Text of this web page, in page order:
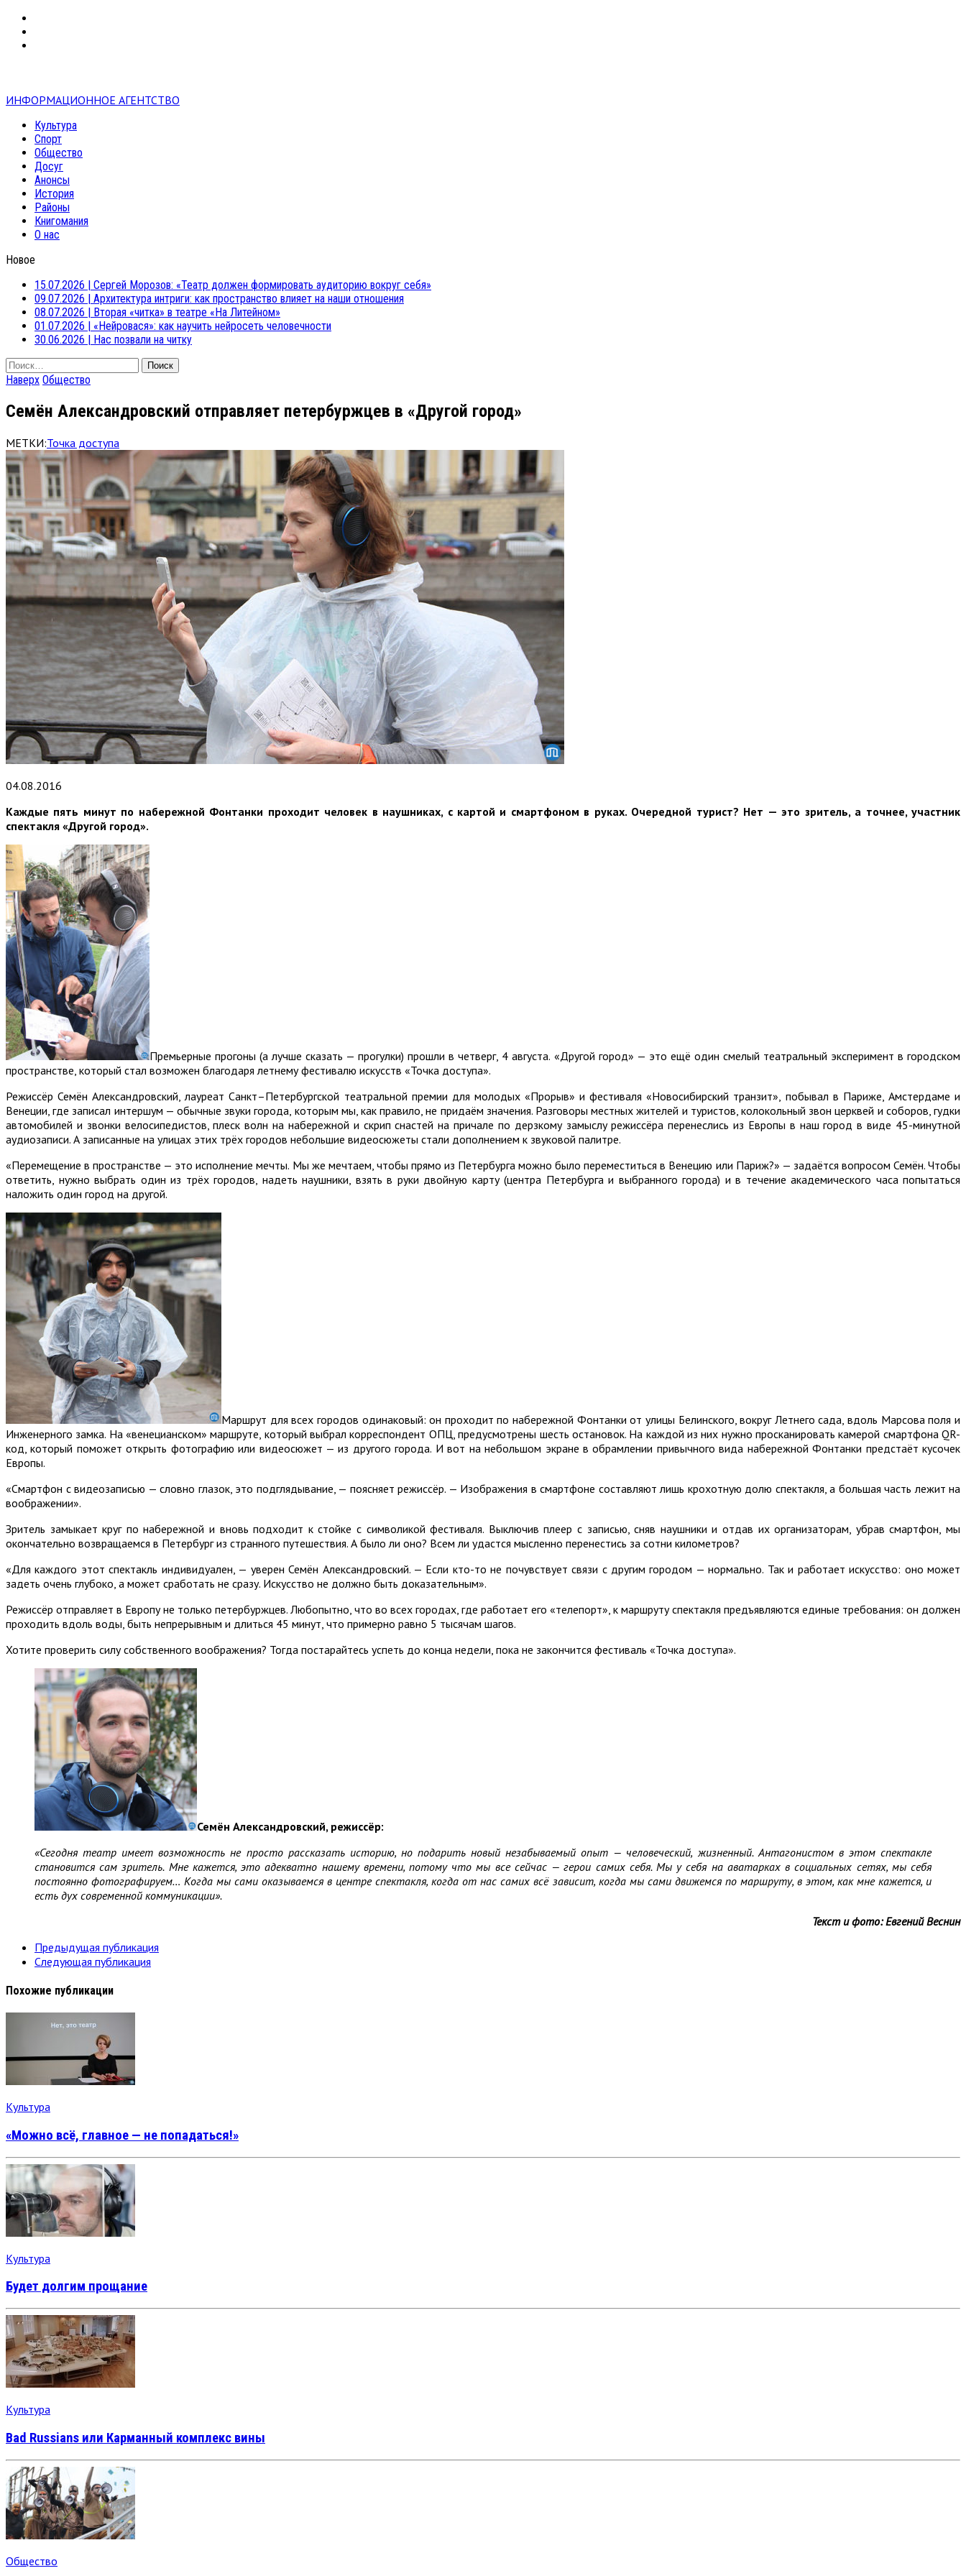
ИНФОРМАЦИОННОЕ АГЕНТСТВО
Культура
Спорт
Общество
Досуг
Анонсы
История
Районы
Книгомания
О нас
Новое
15.07.2026 | Сергей Морозов: «Театр должен формировать аудиторию вокруг себя»
09.07.2026 | Архитектура интриги: как пространство влияет на наши отношения
08.07.2026 | Вторая «читка» в театре «На Литейном»
01.07.2026 | «Нейровася»: как научить нейросеть человечности
30.06.2026 | Нас позвали на читку
Найти:
Наверх Общество
Семён Александровский отправляет петербуржцев в «Другой город»
МЕТКИ:Точка доступа
04.08.2016
Каждые пять минут по набережной Фонтанки проходит человек в наушниках, с картой и смартфоном в руках. Очередной турист? Нет — это зритель, а точнее, участник
спектакля «Другой город».
Премьерные прогоны (а лучше сказать — прогулки) прошли в четверг, 4 августа. «Другой город» — это ещё один смелый театральный эксперимент в городском
пространстве, который стал возможен благодаря летнему фестивалю искусств «Точка доступа».
Режиссёр Семён Александровский, лауреат Санкт–Петербургской театральной премии для молодых «Прорыв» и фестиваля «Новосибирский транзит», побывал в Париже, Амстердаме и
Венеции, где записал интершум — обычные звуки города, которым мы, как правило, не придаём значения. Разговоры местных жителей и туристов, колокольный звон церквей и соборов, гудки
автомобилей и звонки велосипедистов, плеск волн на набережной и скрип снастей на причале по дерзкому замыслу режиссёра перенеслись из Европы в наш город в виде 45-минутной
аудиозаписи. А записанные на улицах этих трёх городов небольшие видеосюжеты стали дополнением к звуковой палитре.
«Перемещение в пространстве — это исполнение мечты. Мы же мечтаем, чтобы прямо из Петербурга можно было переместиться в Венецию или Париж?» — задаётся вопросом Семён. Чтобы
ответить, нужно выбрать один из трёх городов, надеть наушники, взять в руки двойную карту (центра Петербурга и выбранного города) и в течение академического часа попытаться
наложить один город на другой.
Маршрут для всех городов одинаковый: он проходит по набережной Фонтанки от улицы Белинского, вокруг Летнего сада, вдоль Марсова поля и
Инженерного замка. На «венецианском» маршруте, который выбрал корреспондент ОПЦ, предусмотрены шесть остановок. На каждой из них нужно просканировать камерой смартфона QR-
код, который поможет открыть фотографию или видеосюжет — из другого города. И вот на небольшом экране в обрамлении привычного вида набережной Фонтанки предстаёт кусочек
Европы.
«Смартфон с видеозаписью — словно глазок, это подглядывание, — поясняет режиссёр. — Изображения в смартфоне составляют лишь крохотную долю спектакля, а большая часть лежит на
воображении».
Зритель замыкает круг по набережной и вновь подходит к стойке с символикой фестиваля. Выключив плеер с записью, сняв наушники и отдав их организаторам, убрав смартфон, мы
окончательно возвращаемся в Петербург из странного путешествия. А было ли оно? Всем ли удастся мысленно перенестись за сотни километров?
«Для каждого этот спектакль индивидуален, — уверен Семён Александровский. — Если кто-то не почувствует связи с другим городом — нормально. Так и работает искусство: оно может
задеть очень глубоко, а может сработать не сразу. Искусство не должно быть доказательным».
Режиссёр отправляет в Европу не только петербуржцев. Любопытно, что во всех городах, где работает его «телепорт», к маршруту спектакля предъявляются единые требования: он должен
проходить вдоль воды, быть непрерывным и длиться 45 минут, что примерно равно 5 тысячам шагов.
Хотите проверить силу собственного воображения? Тогда постарайтесь успеть до конца недели, пока не закончится фестиваль «Точка доступа».
Семён Александровский, режиссёр:
«Сегодня театр имеет возможность не просто рассказать историю, но подарить новый незабываемый опыт — человеческий, жизненный. Антагонистом в этом спектакле
становится сам зритель. Мне кажется, это адекватно нашему времени, потому что мы все сейчас — герои самих себя. Мы у себя на аватарках в социальных сетях, мы себя
постоянно фотографируем… Когда мы сами оказываемся в центре спектакля, когда от нас самих всё зависит, когда мы сами движемся по маршруту, в этом, как мне кажется, и
есть дух современной коммуникации».
Текст и фото: Евгений Веснин
Предыдущая публикация
Следующая публикация
Похожие публикации
Культура
«Можно всё, главное — не попадаться!»
Культура
Будет долгим прощание
Культура
Bad Russians или Карманный комплекс вины
Общество